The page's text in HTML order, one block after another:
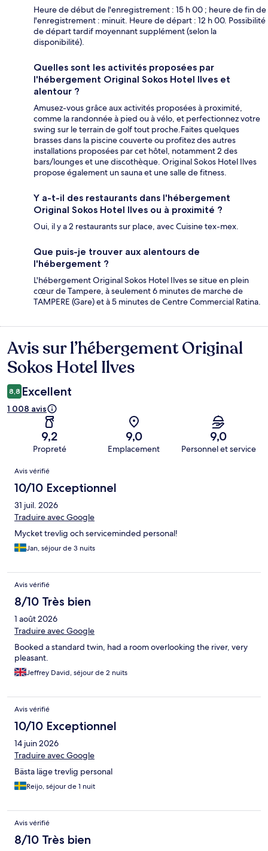
Heure de début de l'enregistrement : 15 h 00 ; heure de fin de
l'enregistrement : minuit. Heure de départ : 12 h 00. Possibilité
de départ tardif moyennant supplément (selon la
disponibilité).
Quelles sont les activités proposées par
l'hébergement Original Sokos Hotel Ilves et
alentour ?
Amusez-vous grâce aux activités proposées à proximité,
comme la randonnée à pied ou à vélo, et perfectionnez votre
swing sur le terrain de golf tout proche.Faites quelques
brasses dans la piscine couverte ou profitez des autres
installations proposées par cet hôtel, notamment 2 des
bars/lounges et une discothèque. Original Sokos Hotel Ilves
propose également un sauna et une salle de fitness.
Y a-t-il des restaurants dans l'hébergement
Original Sokos Hotel Ilves ou à proximité ?
Oui, il y a 2 restaurants sur place, avec Cuisine tex-mex.
Que puis-je trouver aux alentours de
l'hébergement ?
L'hébergement Original Sokos Hotel Ilves se situe en plein
cœur de Tampere, à seulement 6 minutes de marche de
TAMPERE (Gare) et à 5 minutes de Centre Commercial Ratina.
Avis
Avis sur l’hébergement Original
Sokos Hotel Ilves
8,8 Excellent
1 008 avis
9,2
Propreté
9,0
Emplacement
9,0
Personnel et service
Avis
Avis vérifié
10/10 Exceptionnel
31 juil. 2026
Traduire avec Google
Mycket trevlig och serviceminded personal!
Jan, séjour de 3 nuits
Avis vérifié
8/10 Très bien
1 août 2026
Traduire avec Google
Booked a standard twin, had a room overlooking the river, very
pleasant.
Jeffrey David, séjour de 2 nuits
Avis vérifié
10/10 Exceptionnel
14 juin 2026
Traduire avec Google
Bästa läge trevlig personal
Reijo, séjour de 1 nuit
Avis vérifié
8/10 Très bien